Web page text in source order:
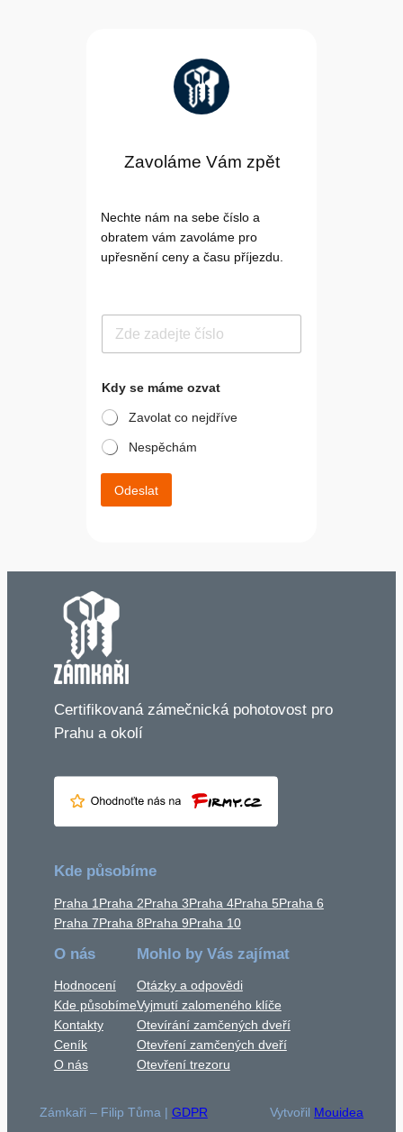
Zavoláme Vám zpět
Nechte nám na sebe číslo a
obratem vám zavoláme pro
upřesnění ceny a času příjezdu.
T
l
f
n
*
z
a
T
Kdy se máme ozvat
Zavolat co nejdříve
Nespěchám
Odeslat
Certifikovaná zámečnická pohotovost pro
Prahu a okolí
Kde působíme
Praha 1 Praha 2Praha 3Praha 4Praha 5Praha 6
Praha 7Praha 8Praha 9Praha 10
O nás
Hodnocení
Kde působíme
Kontakty
Ceník
O nás
Mohlo by Vás zajímat
Otázky a odpovědi
Vyjmutí zalomeného klíče
Otevírání zamčených dveří
Otevření zamčených dveří
Otevření trezoru
Zámkaři – Filip Tůma | GDPR Vytvořil Mouidea